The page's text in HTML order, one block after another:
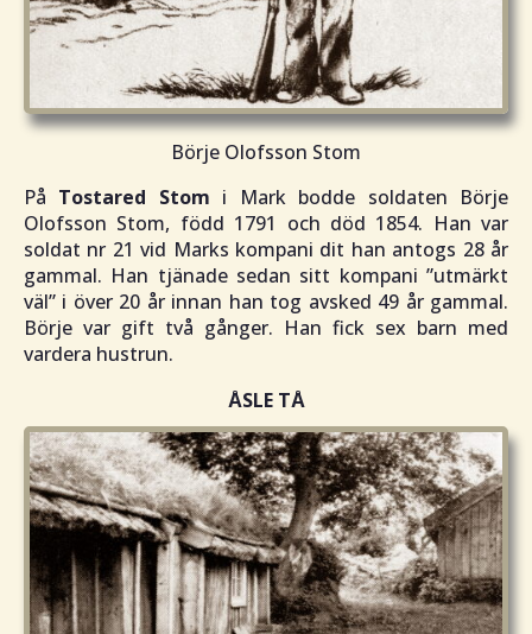
Börje Olofsson Stom
På Tostared Stom i Mark bodde soldaten Börje
Olofsson Stom, född 1791 och död 1854. Han var
soldat nr 21 vid Marks kompani dit han antogs 28 år
gammal. Han tjänade sedan sitt kompani ”utmärkt
väl” i över 20 år innan han tog avsked 49 år gammal.
Börje var gift två gånger. Han fick sex barn med
vardera hustrun.
ÅSLE TÅ